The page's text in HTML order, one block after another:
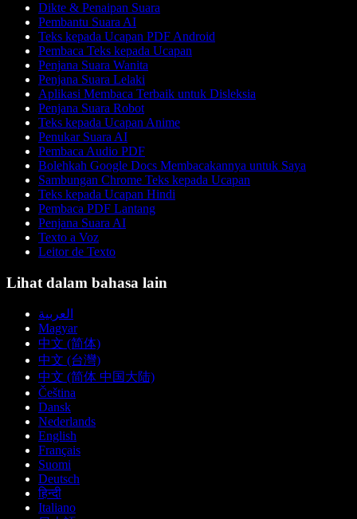
Dikte & Penaipan Suara
Pembantu Suara AI
Teks kepada Ucapan PDF Android
Pembaca Teks kepada Ucapan
Penjana Suara Wanita
Penjana Suara Lelaki
Aplikasi Membaca Terbaik untuk Disleksia
Penjana Suara Robot
Teks kepada Ucapan Anime
Penukar Suara AI
Pembaca Audio PDF
Bolehkah Google Docs Membacakannya untuk Saya
Sambungan Chrome Teks kepada Ucapan
Teks kepada Ucapan Hindi
Pembaca PDF Lantang
Penjana Suara AI
Texto a Voz
Leitor de Texto
Lihat dalam bahasa lain
العربية
Magyar
中文 (简体)
中文 (台灣)
中文 (简体 中国大陆)
Čeština
Dansk
Nederlands
English
Français
Suomi
Deutsch
हिन्दी
Italiano